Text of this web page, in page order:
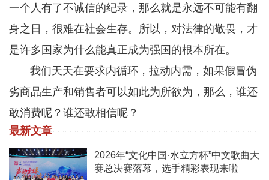
一个人有了不诚信的纪录，那么就是永远不可能有翻
身之日，很难在社会生存。所以，对法律的敬畏，才
是许多国家为什么能真正成为强国的根本所在。
我们天天在要求内循环，拉动内需，如果假冒伪
劣商品生产和销售者可以如此为所欲为，那么，谁还
敢消费呢？谁还敢相信呢？
最新文章
2026年“文化中国·水立方杯”中文歌曲大
赛总决赛落幕，选手精彩表现来啦